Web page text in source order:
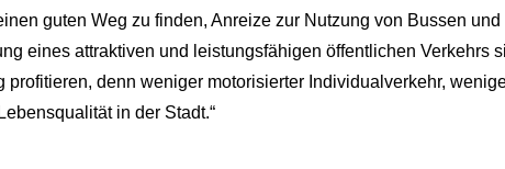
guten Weg zu finden, Anreize zur Nutzung von Bussen
eines attraktiven und leistungsfähigen öffentlichen Verkehrs
profitieren, denn weniger motorisierter Individualverkehr,
in der Stadt.“